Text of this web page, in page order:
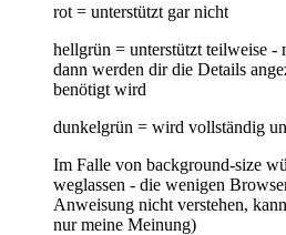
rot = unterstützt gar nicht
hellgrün = unterstützt teilweise -
dann werden dir die Details
benötigt wird
dunkelgrün = wird vollständig
Im Falle von background-size
weglassen - die wenigen
Anweisung nicht verstehen,
nur meine Meinung)